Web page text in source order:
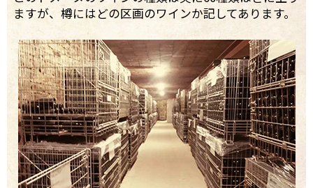
ますが、樽にはどの区画のワインか記してあります。